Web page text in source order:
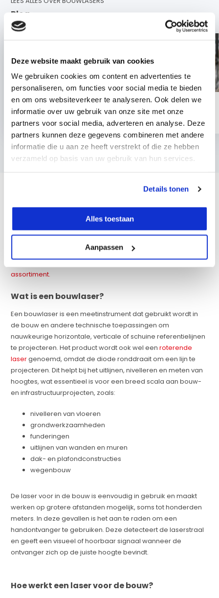
Deze website maakt gebruik van cookies
We gebruiken cookies om content en advertenties te
personaliseren, om functies voor social media te bieden
en om ons websiteverkeer te analyseren. Ook delen we
informatie over uw gebruik van onze site met onze
partners voor social media, adverteren en analyse. Deze
partners kunnen deze gegevens combineren met andere
informatie die u aan ze heeft verstrekt of die ze hebben
verzameld op basis van uw gebruik van hun services.
Details tonen
Alles toestaan
Aanpassen
Blog
Meer lezen?
Bekijk alle posts
4 Augustus 2026
Hoe test u de
nauwkeurigheid van uw
bouwlaser?
8 Juni 2026
Hoe voorkomt u
afwijkingen met een
roterende laser?
Bent u op zoek naar een bouwlaser? Bij TOP-Bouwlaser vindt
u een uitgebreid assortiment voor een scherpe prijs. We
hebben ons assortiment met zorg samengesteld door ons
prijzen en beschikken over een uitgebreide voorraad
waardoor we snel kunnen leveren.Bekijk hier ons gehele
assortiment.
Wat is een bouwlaser?
Een bouwlaser is een meetinstrument dat gebruikt wordt in
de bouw en andere technische toepassingen om
nauwkeurige horizontale, verticale of schuine referentielijnen
te projecteren. Het product wordt ook wel eenroterende
lasergenoemd, omdat de diode ronddraait om een lijn te
projecteren. Dit helpt bij het uitlijnen, nivelleren en meten van
hoogtes, wat essentieel is voor een breed scala aan bouw-
en infrastructuurprojecten, zoals:
nivelleren van vloeren
grondwerkzaamheden
funderingen
uitlijnen van wanden en muren
dak- en plafondconstructies
wegenbouw
De laser voor in de bouw is eenvoudig in gebruik en maakt
werken op grotere afstanden mogelijk, soms tot honderden
meters. In deze gevallen is het aan te raden om een
handontvanger te gebruiken. Deze detecteert de laserstraal
en geeft een visueel of hoorbaar signaal wanneer de
ontvanger zich op de juiste hoogte bevindt.
Hoe werkt een laser voor de bouw?